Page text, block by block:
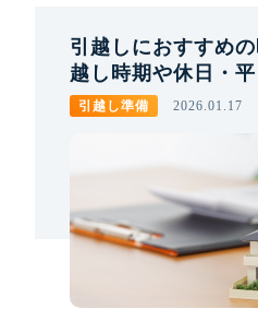
引越しにおすすめの
越し時期や休日・
引越し準備 2026.01.17